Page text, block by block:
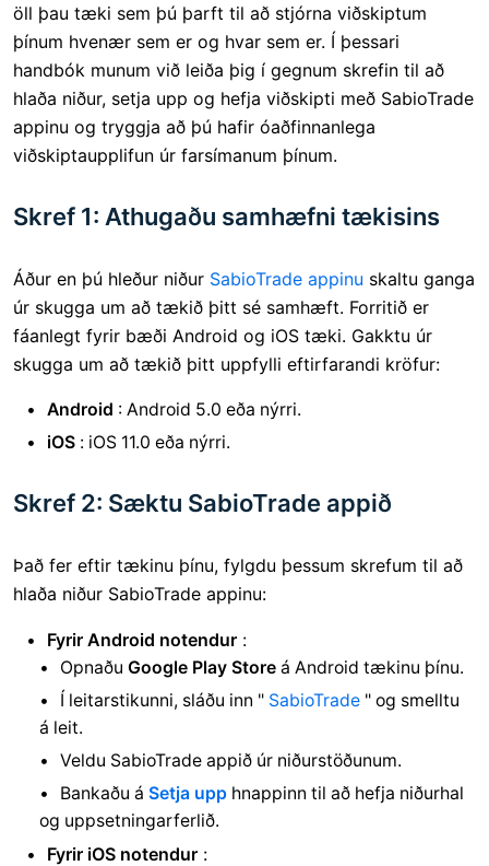
öll þau tæki sem þú þarft til að stjórna viðskiptum
þínum hvenær sem er og hvar sem er. Í þessari
handbók munum við leiða þig í gegnum skrefin til að
hlaða niður, setja upp og hefja viðskipti með SabioTrade
appinu og tryggja að þú hafir óaðfinnanlega
viðskiptaupplifun úr farsímanum þínum.
Skref 1: Athugaðu samhæfni tækisins
Áður en þú hleður niður SabioTrade appinu skaltu ganga
úr skugga um að tækið þitt sé samhæft. Forritið er
fáanlegt fyrir bæði Android og iOS tæki. Gakktu úr
skugga um að tækið þitt uppfylli eftirfarandi kröfur:
Android : Android 5.0 eða nýrri.
iOS : iOS 11.0 eða nýrri.
Skref 2: Sæktu SabioTrade appið
Það fer eftir tækinu þínu, fylgdu þessum skrefum til að
hlaða niður SabioTrade appinu:
Fyrir Android notendur :
Opnaðu Google Play Store á Android tækinu þínu.
Í leitarstikunni, sláðu inn " SabioTrade " og smelltu
á leit.
Veldu SabioTrade appið úr niðurstöðunum.
Bankaðu á Setja upp hnappinn til að hefja niðurhal
og uppsetningarferlið.
Fyrir iOS notendur :